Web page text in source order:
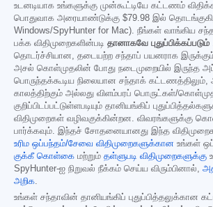
உடனடியாக உங்களுக்கு முன்கூட்டியே கட்டணம்
பொதுவாக அரையாண்டுக்கு $79.98 இல்
Windows/SpyHunter for Mac). நீங்கள் வாங்கிய
பக்க விதிமுறைகளின்படி தானாகவே புதுப்பிக்கப்படும்
தொடர்ச்சியான, தடையற்ற சந்தாப் பயனராக
அசல் கொள்முதலின் போது நடைமுறையில் இருந்த
பொருந்தக்கூடிய நிலையான சந்தாக்
காலத்திற்கும் அல்லது விளம்பரப் பொருட்கள்/
குறிப்பிடப்பட்டுள்ளபடியும் தானியங்கிப்
விதிமுறைகள் வழிவகுக்கின்றன. விவரங்களுக்கு
பார்க்கவும். இந்தச் சோதனையானது இந்த
உரிம ஒப்பந்தம்/சேவை விதிமுறைகளுக்கான உங்கள்
குக்கீ கொள்கை மற்றும் தள்ளுபடி விதிமுறைகளுக்கு
SpyHunter-ஐ நிறுவல் நீக்கம் செய்ய விரும்பினால்,
அறிக.
உங்கள் சந்தாவின் தானியங்கிப்